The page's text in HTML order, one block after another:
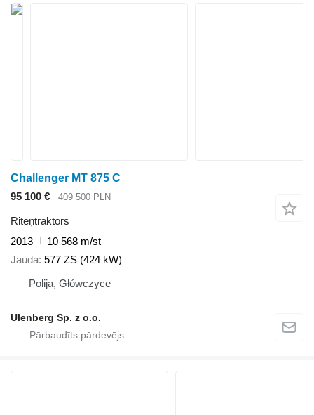
Challenger MT 875 C
95 100 €
409 500 PLN
Riteņtraktors
2013
10 568 m/st
Jauda 577 ZS (424 kW)
Polija, Główczyce
Ulenberg Sp. z o.o.